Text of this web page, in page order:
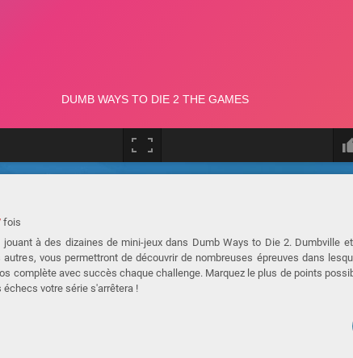
fois
à des dizaines de mini-jeux dans Dumb Ways to Die 2. Dumbville
vous permettront de découvrir de nombreuses épreuves dans
complète avec succès chaque challenge. Marquez le plus de points
votre série s'arrêtera !